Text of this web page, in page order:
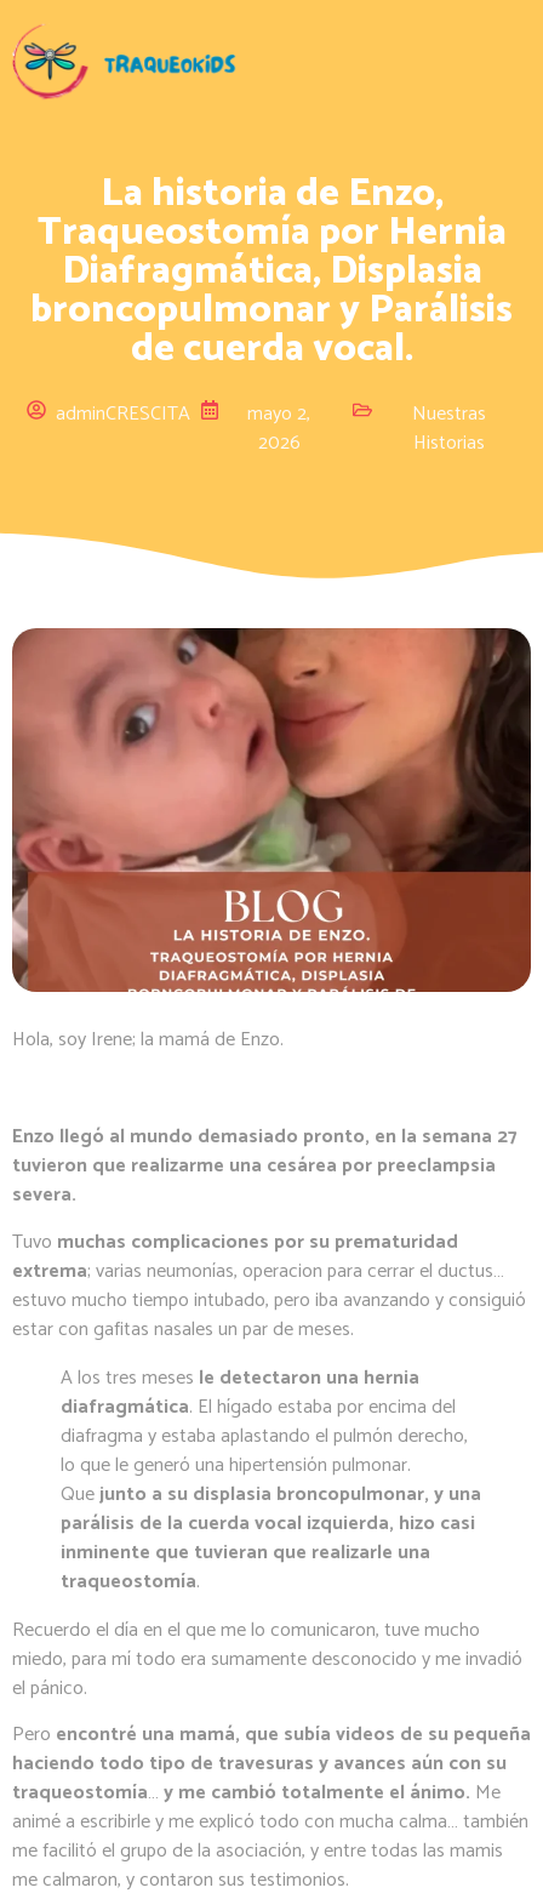
La historia de Enzo,
Traqueostomía por Hernia
Diafragmática, Displasia
broncopulmonar y Parálisis
de cuerda vocal.
adminCRESCITA
mayo 2,
2026
Nuestras
Historias
Hola, soy Irene; la mamá de Enzo.
Enzo llegó al mundo demasiado pronto, en la semana 27
tuvieron que realizarme una cesárea por preeclampsia
severa.
Tuvo muchas complicaciones por su prematuridad
extrema; varias neumonías, operacion para cerrar el ductus…
estuvo mucho tiempo intubado, pero iba avanzando y consiguió
estar con gafitas nasales un par de meses.
A los tres meses le detectaron una hernia
diafragmática. El hígado estaba por encima del
diafragma y estaba aplastando el pulmón derecho,
lo que le generó una hipertensión pulmonar.
Quejunto a su displasia broncopulmonar, y una
parálisis de la cuerda vocal izquierda, hizo casi
inminente que tuvieran que realizarle una
traqueostomía.
Recuerdo el día en el que me lo comunicaron, tuve mucho
miedo, para mí todo era sumamente desconocido y me invadió
el pánico.
Pero encontré una mamá, que subía videos de su pequeña
haciendo todo tipo de travesuras y avances aún con su
traqueostomía…y me cambió totalmente el ánimo. Me
animé a escribirle y me explicó todo con mucha calma… también
me facilitó el grupo de la asociación, y entre todas las mamis
me calmaron, y contaron sus testimonios.